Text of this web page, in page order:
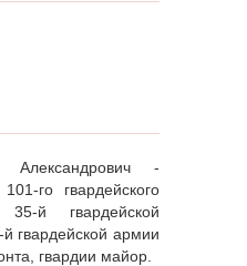
Александрович -
го гвардейского
35-й гвардейской
гвардейской армии
гвардии майор.